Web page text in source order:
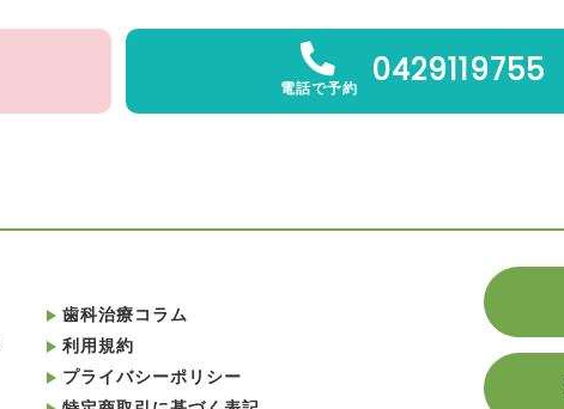
電話で予約 0429119755
歯科治療コラム
利用規約
プライバシーポリシー